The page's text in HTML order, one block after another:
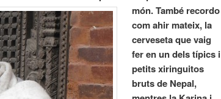
món.També recordo
com ahir mateix, la
cerveseta que vaig
fer en un dels típics i
petits xiringuitos
bruts de Nepal,